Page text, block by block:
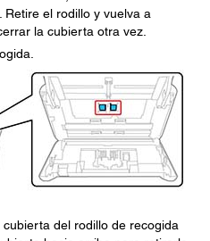
el rodillo y vuelva a
la cubierta otra vez.
del rodillo de recogida